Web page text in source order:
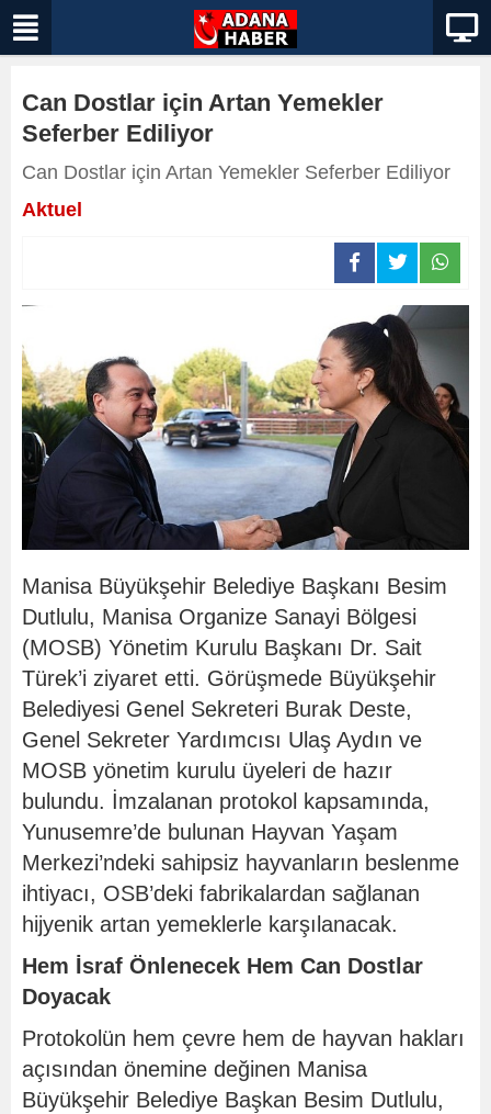
Can Dostlar için Artan Yemekler
Seferber Ediliyor
Can Dostlar için Artan Yemekler Seferber Ediliyor
Aktuel
Manisa Büyükşehir Belediye Başkanı Besim
Dutlulu, Manisa Organize Sanayi Bölgesi
(MOSB) Yönetim Kurulu Başkanı Dr. Sait
Türek’i ziyaret etti. Görüşmede Büyükşehir
Belediyesi Genel Sekreteri Burak Deste,
Genel Sekreter Yardımcısı Ulaş Aydın ve
MOSB yönetim kurulu üyeleri de hazır
bulundu. İmzalanan protokol kapsamında,
Yunusemre’de bulunan Hayvan Yaşam
Merkezi’ndeki sahipsiz hayvanların beslenme
ihtiyacı, OSB’deki fabrikalardan sağlanan
hijyenik artan yemeklerle karşılanacak.
Hem İsraf Önlenecek Hem Can Dostlar
Doyacak
Protokolün hem çevre hem de hayvan hakları
açısından önemine değinen Manisa
Büyükşehir Belediye Başkan Besim Dutlulu,